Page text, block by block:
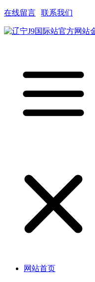
在线留言 联系我们
网站首页